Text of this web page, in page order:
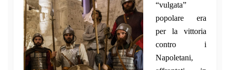
“vulgata”
popolare era
per la vittoria
contro i
Napoletani,